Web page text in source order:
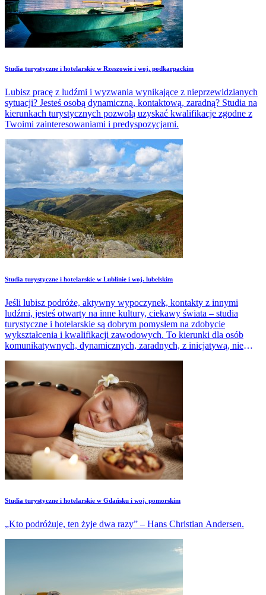
Studia turystyczne i hotelarskie w Rzeszowie i woj. podkarpackim
Lubisz pracę z ludźmi i wyzwania wynikające z nieprzewidzianych
sytuacji? Jesteś osobą dynamiczną, kontaktową, zaradną? Studia na
kierunkach turystycznych pozwolą uzyskać kwalifikacje zgodne z
Twoimi zainteresowaniami i predyspozycjami.
Studia turystyczne i hotelarskie w Lublinie i woj. lubelskim
Jeśli lubisz podróże, aktywny wypoczynek, kontakty z innymi
ludźmi, jesteś otwarty na inne kultury, ciekawy świata – studia
turystyczne i hotelarskie są dobrym pomysłem na zdobycie
wykształcenia i kwalifikacji zawodowych. To kierunki dla osób
komunikatywnych, dynamicznych, zaradnych, z inicjatywą, nie
perfekcyjna znajomość przynajmniej jednego języka obcego.
Studia turystyczne i hotelarskie w Gdańsku i woj. pomorskim
„Kto podróżuje, ten żyje dwa razy” – Hans Christian Andersen.